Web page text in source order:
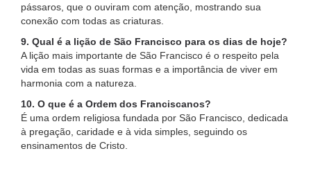
pássaros, que o ouviram com atenção, mostrando sua
conexão com todas as criaturas.
9. Qual é a lição de São Francisco para os dias de hoje?
A lição mais importante de São Francisco é o respeito pela
vida em todas as suas formas e a importância de viver em
harmonia com a natureza.
10. O que é a Ordem dos Franciscanos?
É uma ordem religiosa fundada por São Francisco, dedicada
à pregação, caridade e à vida simples, seguindo os
ensinamentos de Cristo.